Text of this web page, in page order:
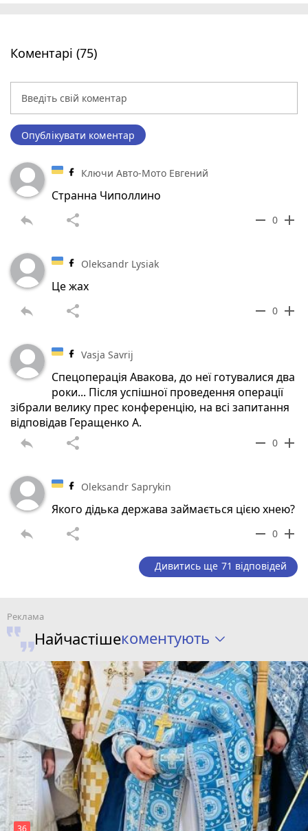
Коментарі (75)
Опублікувати коментар
Ключи Авто-Мото Евгений
Странна Чиполлино
reply share remove 0 add
Oleksandr Lysiak
Це жах
reply share remove 0 add
Vasja Savrij
Спецоперація Авакова, до неї готувалися два
роки... Після успішної проведення операції
зібрали велику прес конференцію, на всі запитання
відповідав Геращенко А.
reply share remove 0 add
Oleksandr Saprykin
Якого дідька держава займається цією хнею?
reply share remove 0 add
Дивитись ще 71 відповідей
Найчастішекоментують
36